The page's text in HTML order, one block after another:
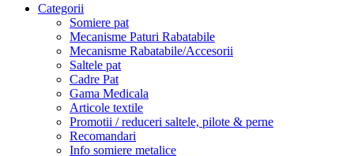
Categorii
Somiere pat
Mecanisme Paturi Rabatabile
Mecanisme Rabatabile/Accesorii
Saltele pat
Cadre Pat
Gama Medicala
Articole textile
Promotii / reduceri saltele, pilote & perne
Recomandari
Info somiere metalice